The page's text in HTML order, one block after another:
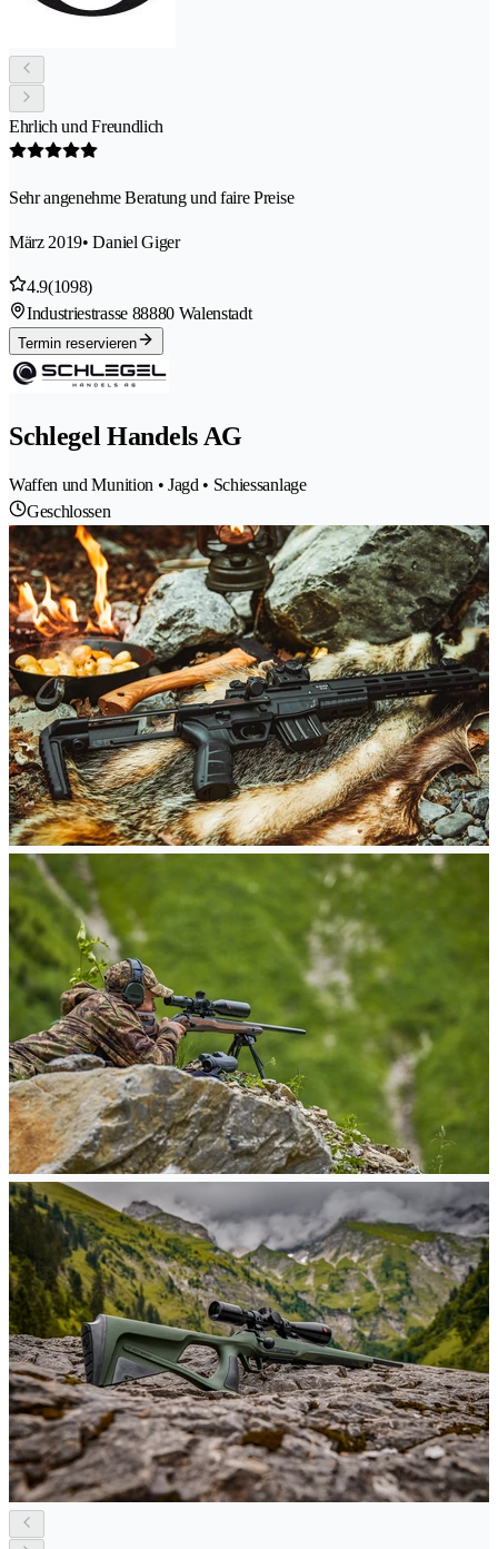
Ehrlich und Freundlich
Sehr angenehme Beratung und faire Preise
März 2019• Daniel Giger
4.9(1098)
Industriestrasse 88880 Walenstadt
Termin reservieren
Schlegel Handels AG
Waffen und Munition • Jagd • Schiessanlage
Geschlossen